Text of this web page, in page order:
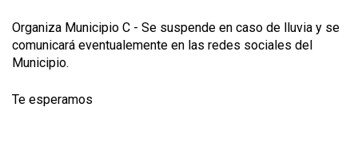
Organiza Municipio C - Se suspende en caso de lluvia y se
comunicará eventualemente en las redes sociales del
Municipio.
Te esperamos